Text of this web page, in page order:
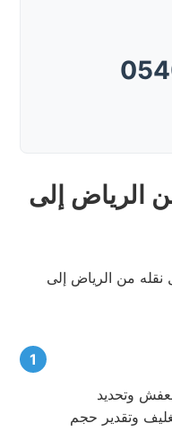
الرياض إلى
وتحديد
وتقدير حجم